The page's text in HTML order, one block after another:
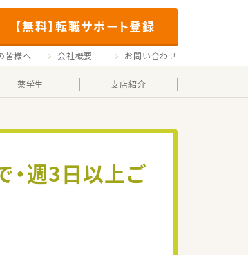
【無料】転職サポート登録
皆様へ 会社概要 お問い合わせ
薬学生 支店紹介
週3日以上ご